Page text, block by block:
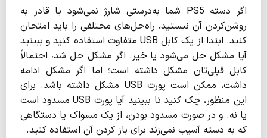
اگر دسته PS5 شما به‌درستی شارژ نمی‌شود یا قادر به
روشن‌کردن آن نیستید، راه‌حل‌های مختلفی را باید امتحان
کنید. ابتدا از یک کابل USB متفاوت استفاده کنید و ببینید
آیا مشکل حل می‌شود یا خیر. اگر مشکل حل شد، احتمالاً
کابل قبلی‌تان مشکل داشته است؛ اما اگر مشکل ادامه
داشت، ممکن است پورت USB مشکل داشته باشد. برای
این منظور، چک کنید تا ببینید آیا پورت USB مسدود است
یا نه. و در صورت مسدود بودن، از یک مسواک یا دستگاهی
که به دسته آسیب نمی‌زند برای باز کردن آن استفاده کنید.